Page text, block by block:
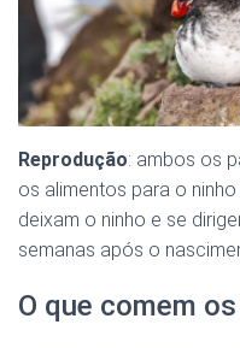
Reprodução: ambos os
os alimentos para o
deixam o ninho e se
semanas após o
O que comem